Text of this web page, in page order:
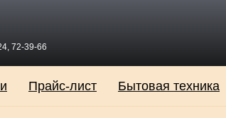
72-39-66
Прайс-лист Бытовая техника